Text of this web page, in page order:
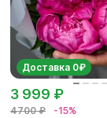
Доставка 0₽
4700 ₽ -15%
3 999 ₽